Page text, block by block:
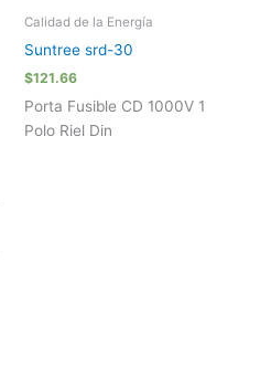
Calidad de la Energía
Suntree srd-30
$121.66
Porta Fusible CD 1000V 1
Polo Riel Din